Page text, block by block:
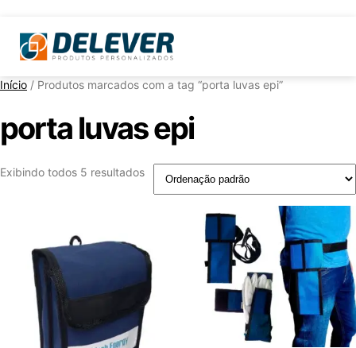
Início / Produtos marcados com a tag “porta luvas epi”
porta luvas epi
Exibindo todos 5 resultados